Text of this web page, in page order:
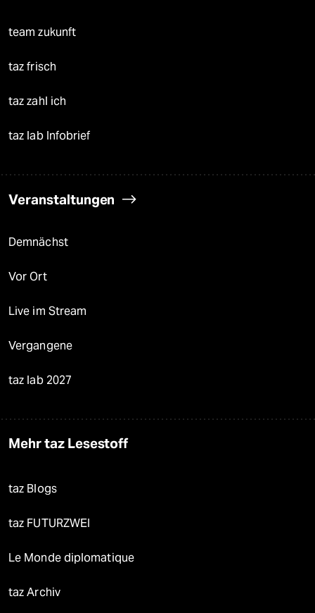
team zukunft
taz frisch
taz zahl ich
taz lab Infobrief
Veranstaltungen
Demnächst
Vor Ort
Live im Stream
Vergangene
taz lab 2027
Mehr taz Lesestoff
taz Blogs
taz FUTURZWEI
Le Monde diplomatique
taz Archiv